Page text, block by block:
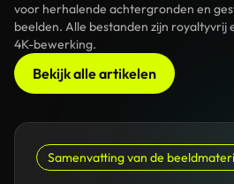
voor herhalende achtergronden en
beelden. Alle bestanden zijn royaltyvrij
4K-bewerking.
Bekijk alle artikelen
Samenvatting van de